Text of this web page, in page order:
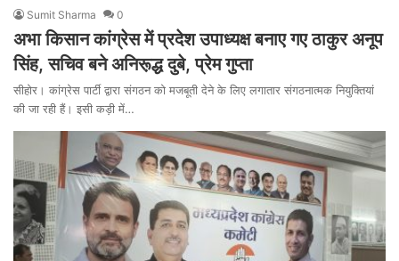
Sumit Sharma 0
अभा किसान कांग्रेस में प्रदेश उपाध्यक्ष बनाए गए ठाकुर अनूप
सिंह, सचिव बने अनिरू़द्ध दुबे, प्रेम गुप्ता
सीहोर। कांग्रेस पार्टी द्वारा संगठन को मजबूती देने के लिए लगातार संगठनात्मक नियुक्तियां
की जा रही हैं। इसी कड़ी में…